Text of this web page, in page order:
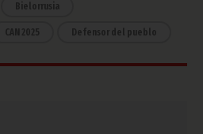
Bielorrusia
CAN 2025 Defensor del pueblo